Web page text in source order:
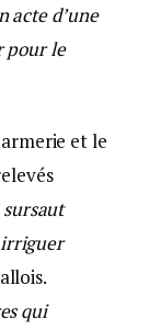
acte d’une
pour le
et le
qui